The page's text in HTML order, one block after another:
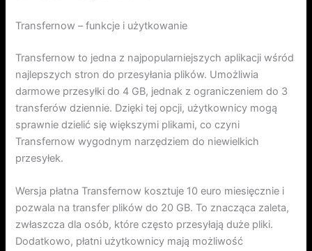
Transfernow – funkcje i użytkowanie
Transfernow to jedna z najpopularniejszych aplikacji wśród
najlepszych stron do przesyłania plików. Umożliwia
darmowe przesyłki do 4 GB, jednak z ograniczeniem do 3
transferów dziennie. Dzięki tej opcji, użytkownicy mogą
sprawnie dzielić się większymi plikami, co czyni
Transfernow wygodnym narzędziem do niewielkich
przesyłek.
Wersja płatna Transfernow kosztuje 10 euro miesięcznie i
pozwala na transfer plików do 20 GB. To znacząca zaleta,
zwłaszcza dla osób, które często przesyłają duże pliki.
Dodatkowo, płatni użytkownicy mają możliwość